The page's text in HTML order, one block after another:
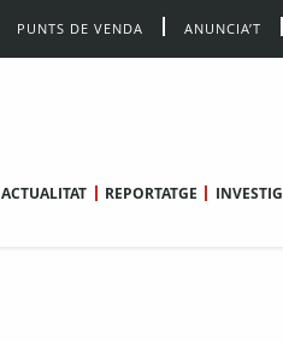
PUNTS DE VENDA ANUNCIA’T
ACTUALITAT REPORTATGE